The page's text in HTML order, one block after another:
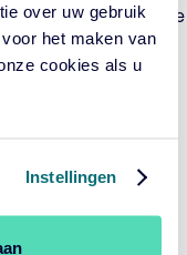
over uw gebruik
het maken van
cookies als u
Instellingen
in verschillende
gemeengoed
in twintig jaar tijd
medewerkers,
en het Verenigd
vijftig
120 miljard aan